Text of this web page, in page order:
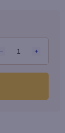
cena: